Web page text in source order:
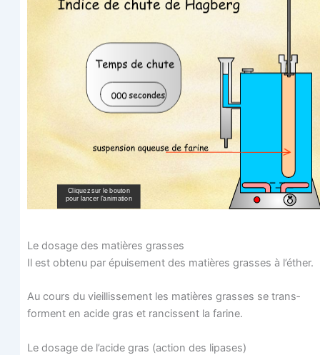
Le dosage des matières grasses
Il est obte­nu par épui­se­ment des matières grasses à l’éther.
Au cours du vieillis­se­ment les matières grasses se trans­
forment en acide gras et ran­cissent la farine.
Le dosage de l’a­cide gras (action des lipases)